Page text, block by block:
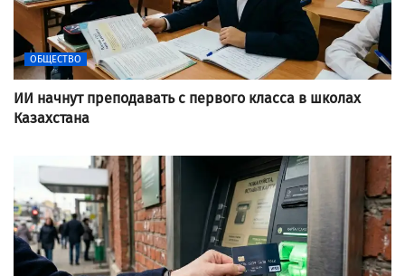
ОБЩЕСТВО
ИИ начнут преподавать с первого класса в школах
Казахстана